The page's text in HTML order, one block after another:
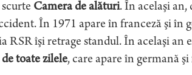
Camera de alături. În acelaşi
În 1971 apare în franceză şi în
RSR îşi retrage standul. În acelaşi
toate zilele, care apare în germană